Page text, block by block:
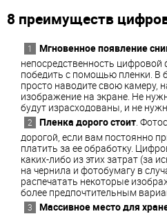
8 преимуществ
Мгновенное появление
непосредственность
победить с помощью пленки. В
просто наводите свою камеру,
изображение на экране. Не
будут израсходованы, и не
Пленка дорогостоит .
дорогой, если вам постоянно
платить за ее обработку.
каких-либо из этих затрат (за
на чернила и фотобумагу в
распечатать некоторые
более предпочтительным
Массивное место для